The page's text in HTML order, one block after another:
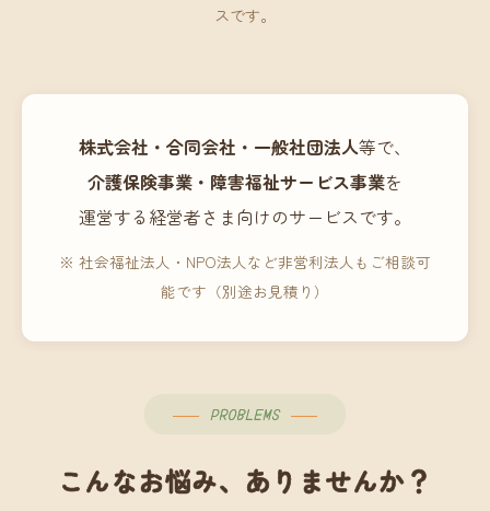
スです。
株式会社・合同会社・一般社団法人等で、
介護保険事業・障害福祉サービス事業を
運営する経営者さま向けのサービスです。
※ 社会福祉法人・NPO法人など非営利法人もご相談可
能です（別途お見積り）
PROBLEMS
こんなお悩み、ありませんか？